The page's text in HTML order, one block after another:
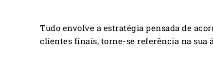
Tudo envolve a estratégia pensada de
clientes finais, torne-se referência na sua